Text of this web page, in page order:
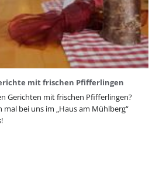
mit frischen Pfifferlingen
Gerichten mit frischen Pfifferlingen?
mal bei uns im „Haus am Mühlberg“